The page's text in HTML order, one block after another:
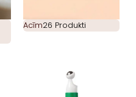
Acīm26 Produkti